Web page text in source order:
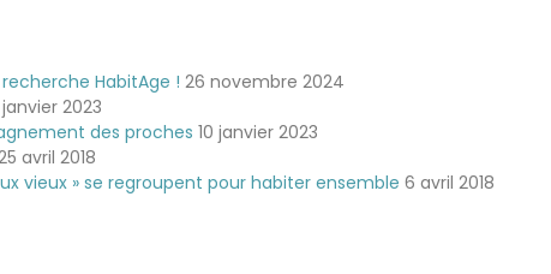
HabitAge ! 26 novembre 2024
janvier 2023
des proches 10 janvier 2023
avril 2018
vieux » se regroupent pour habiter ensemble 6 avril 2018